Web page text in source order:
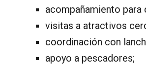
acompañamiento para
visitas a atractivos
coordinación con
apoyo a pescadores;